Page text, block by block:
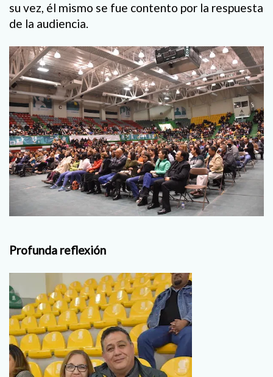
su vez, él mismo se fue contento por la respuesta
de la audiencia.
Profunda reflexión